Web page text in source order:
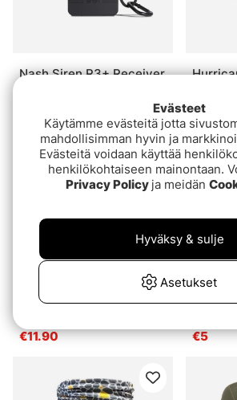
Nash Siren R3+ Receiver
Gunki Waterproof Lure
€11.90
€5
Evästeet
Käytämme evästeitä jotta
mahdollisimman hyvin ja
Evästeitä voidaan käyttää
henkilökohtaiseen mainontaan.
Privacy Policy ja meidän
Asetukset
Hyväksy & sulje